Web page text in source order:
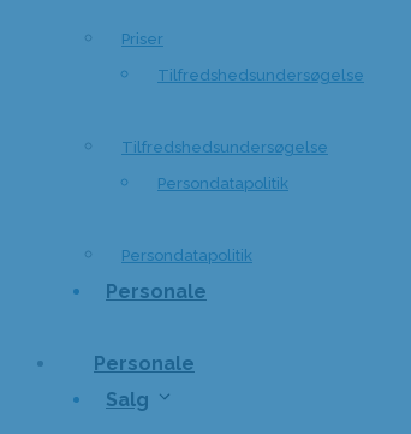
Tilfredshedsundersøgelse
Persondatapolitik
Personale
Salg
Priser
Tilfredshedsundersøgelse
Persondatapolitik
Personale